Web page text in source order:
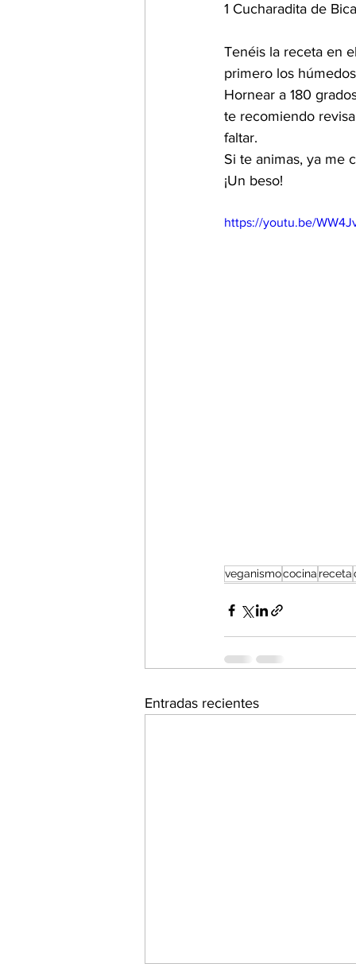
1 Cucharadita de
Tenéis la receta en
primero los
Hornear a 180
te recomiendo
faltar.
Si te animas, ya me
¡Un beso!
https://youtu.be/
veganismococina receta
Entradas recientes